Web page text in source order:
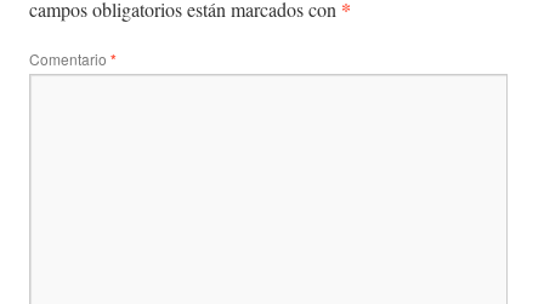
campos obligatorios están marcados con *
Comentario *